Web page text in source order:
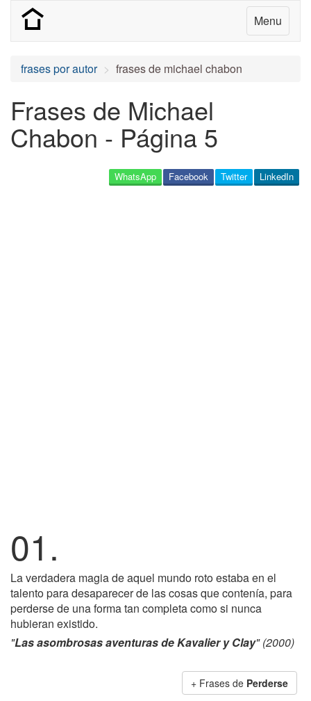
Menu
frases por autor frases de michael chabon
Frases de Michael
Chabon - Página 5
LinkedIn
Twitter
Facebook
WhatsApp
01.
La verdadera magia de aquel mundo roto estaba en el
talento para desaparecer de las cosas que contenía, para
perderse de una forma tan completa como si nunca
hubieran existido.
"Las asombrosas aventuras de Kavalier y Clay" (2000)
+ Frases de Perderse